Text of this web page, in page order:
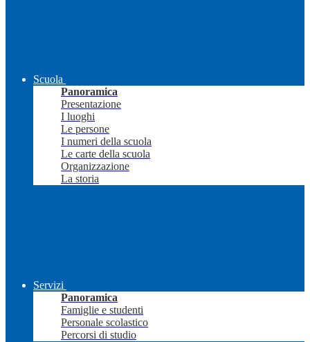
Scuola
Panoramica
Presentazione
I luoghi
Le persone
I numeri della scuola
Le carte della scuola
Organizzazione
La storia
Servizi
Panoramica
Famiglie e studenti
Personale scolastico
Percorsi di studio